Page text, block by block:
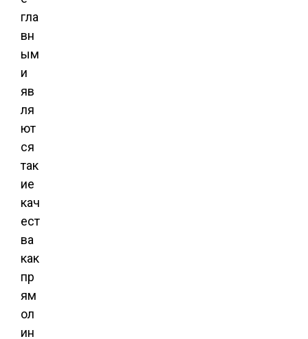
гла
вн
ым
и
яв
ля
ют
ся
так
ие
кач
ест
ва
как
пр
ям
ол
ин